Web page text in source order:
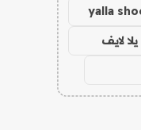
yalla
يلا لايف